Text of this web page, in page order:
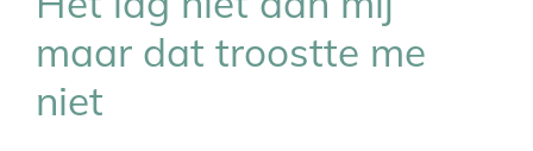
maar dat troostte me
niet